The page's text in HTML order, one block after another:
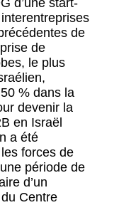
de
de
le plus
% dans la
devenir la
en Israël
a été
forces de
période de
d’un
Centre